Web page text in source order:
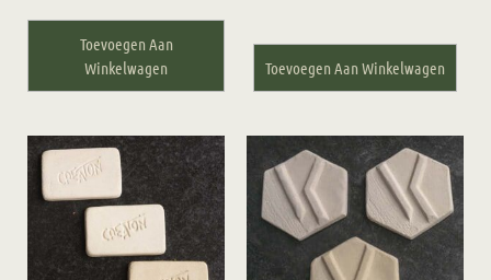
Toevoegen Aan
Winkelwagen
Toevoegen Aan Winkelwagen